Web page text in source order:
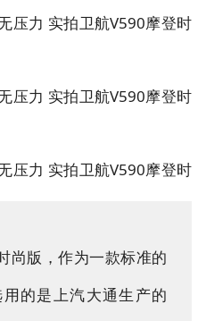
尚版，作为一款标准的
的是上汽大通生产的